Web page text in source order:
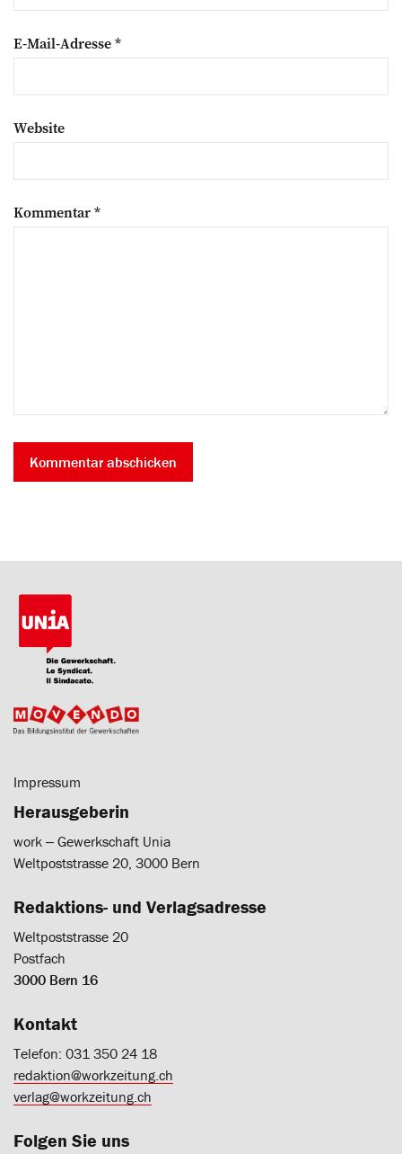
E-Mail-Adresse*
Website
Kommentar*
Impressum
Herausgeberin
work ‒ Gewerkschaft Unia
Weltpoststrasse 20, 3000 Bern
Redaktions- und Verlagsadresse
Weltpoststrasse 20
Postfach
3000 Bern 16
Kontakt
Telefon: 031 350 24 18
redaktion@workzeitung.ch
verlag@workzeitung.ch
Folgen Sie uns